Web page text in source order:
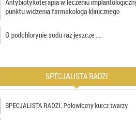
punktu widzenia farmakologa klinicznego
O podchlorynie sodu raz jeszcze ….
SPECJALISTA RADZI
SPECJALISTA RADZI. Połowiczny kurcz twarzy